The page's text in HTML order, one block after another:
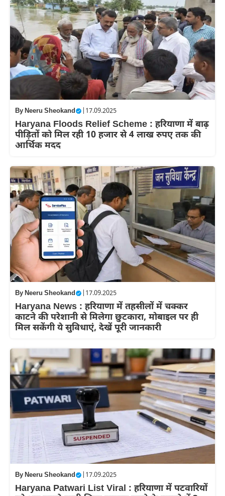
ByNeeru Sheokand 17.09.2025
Haryana Floods Relief Scheme : हरियाणा में बाढ़
पीड़ितों को मिल रही 10 हजार से 4 लाख रुपए तक की
आर्थिक मदद
ByNeeru Sheokand 17.09.2025
Haryana News : हरियाणा में तहसीलों में चक्कर
काटने की परेशानी से मिलेगा छुटकारा, मोबाइल पर ही
मिल सकेंगी ये सुविधाएं, देखें पूरी जानकारी
ByNeeru Sheokand 17.09.2025
Haryana Patwari List Viral : हरियाणा में पटवारियों